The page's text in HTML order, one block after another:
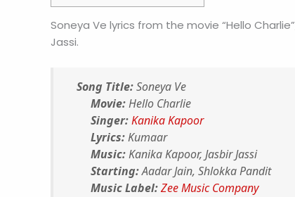
Soneya Ve lyrics from the movie “Hello
Jassi.
Song Title:Soneya Ve
Movie:Hello Charlie
Singer:Kanika Kapoor
Lyrics:Kumaar
Music:Kanika Kapoor, Jasbir Jassi
Starting:Aadar Jain, Shlokka Pandit
Music Label:Zee Music Company